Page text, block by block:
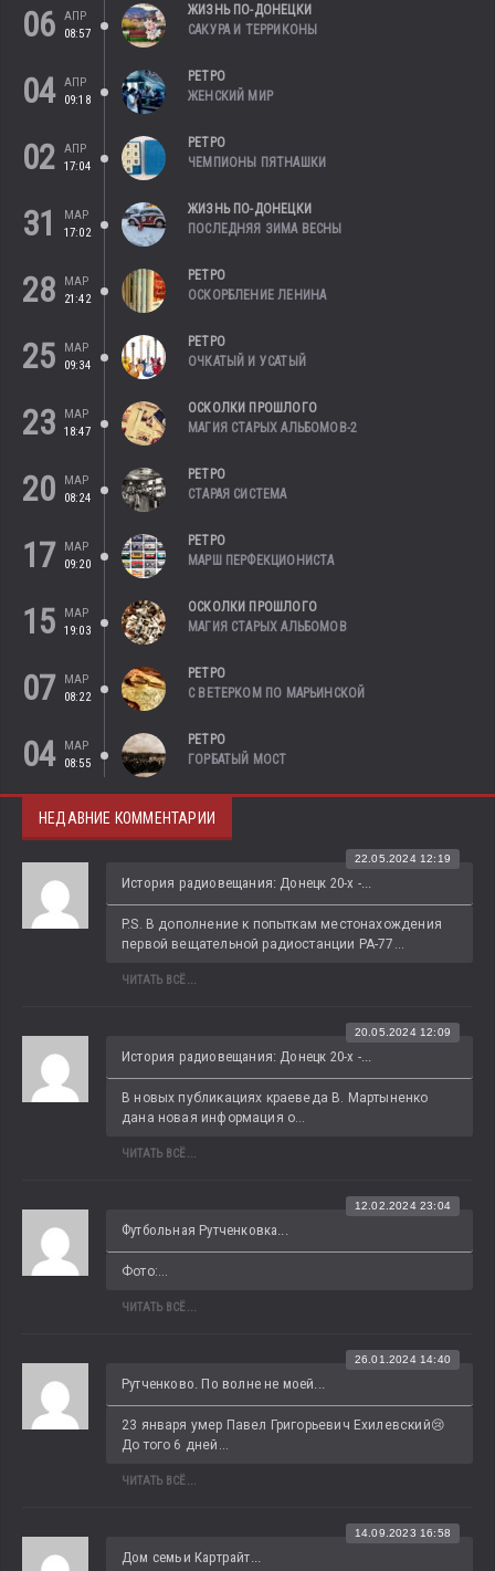
06
АПР
08:57
ЖИЗНЬ ПО-ДОНЕЦКИ
САКУРА И ТЕРРИКОНЫ
04 АПР
09:18
РЕТРО
ЖЕНСКИЙ МИР
02
АПР
17:04
РЕТРО
ЧЕМПИОНЫ ПЯТНАШКИ
31
МАР
17:02
ЖИЗНЬ ПО-ДОНЕЦКИ
ПОСЛЕДНЯЯ ЗИМА ВЕСНЫ
28
МАР
21:42
РЕТРО
ОСКОРБЛЕНИЕ ЛЕНИНА
25
МАР
09:34
РЕТРО
ОЧКАТЫЙ И УСАТЫЙ
23
МАР
18:47
ОСКОЛКИ ПРОШЛОГО
МАГИЯ СТАРЫХ АЛЬБОМОВ-2
20
МАР
08:24
РЕТРО
СТАРАЯ СИСТЕМА
17
МАР
09:20
РЕТРО
МАРШ ПЕРФЕКЦИОНИСТА
15
МАР
19:03
ОСКОЛКИ ПРОШЛОГО
МАГИЯ СТАРЫХ АЛЬБОМОВ
07
МАР
08:22
РЕТРО
С ВЕТЕРКОМ ПО МАРЬИНСКОЙ
04
МАР
08:55
РЕТРО
ГОРБАТЫЙ МОСТ
НЕДАВНИЕ КОММЕНТАРИИ
История радиовещания: Донецк 20-х -...
22.05.2024 12:19
P.S. В дополнение к попыткам местонахождения
первой вещательной радиостанции РА-77...
ЧИТАТЬ ВСЁ...
История радиовещания: Донецк 20-х -...
20.05.2024 12:09
В новых публикациях краеведа В. Мартыненко
дана новая информация о...
ЧИТАТЬ ВСЁ...
Футбольная Рутченковка...
12.02.2024 23:04
Фото:...
ЧИТАТЬ ВСЁ...
Рутченково. По волне не моей...
26.01.2024 14:40
23 января умер Павел Григорьевич Ехилевский😢
До того 6 дней...
ЧИТАТЬ ВСЁ...
Дом семьи Картрайт...
14.09.2023 16:58